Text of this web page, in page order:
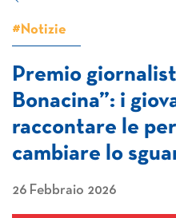
#Notizie
Premio
Bonacina”: i
raccontare le
cambiare lo
26 Febbraio 2026